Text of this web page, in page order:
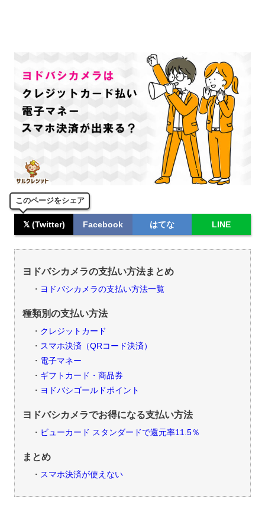
このページをシェア
𝕏 (Twitter) Facebook はてな LINE
ヨドバシカメラの支払い方法まとめ
ヨドバシカメラの支払い方法一覧
種類別の支払い方法
クレジットカード
スマホ決済（QRコード決済）
電子マネー
ギフトカード・商品券
ヨドバシゴールドポイント
ヨドバシカメラでお得になる支払い方法
ビューカード スタンダードで還元率11.5％
まとめ
スマホ決済が使えない